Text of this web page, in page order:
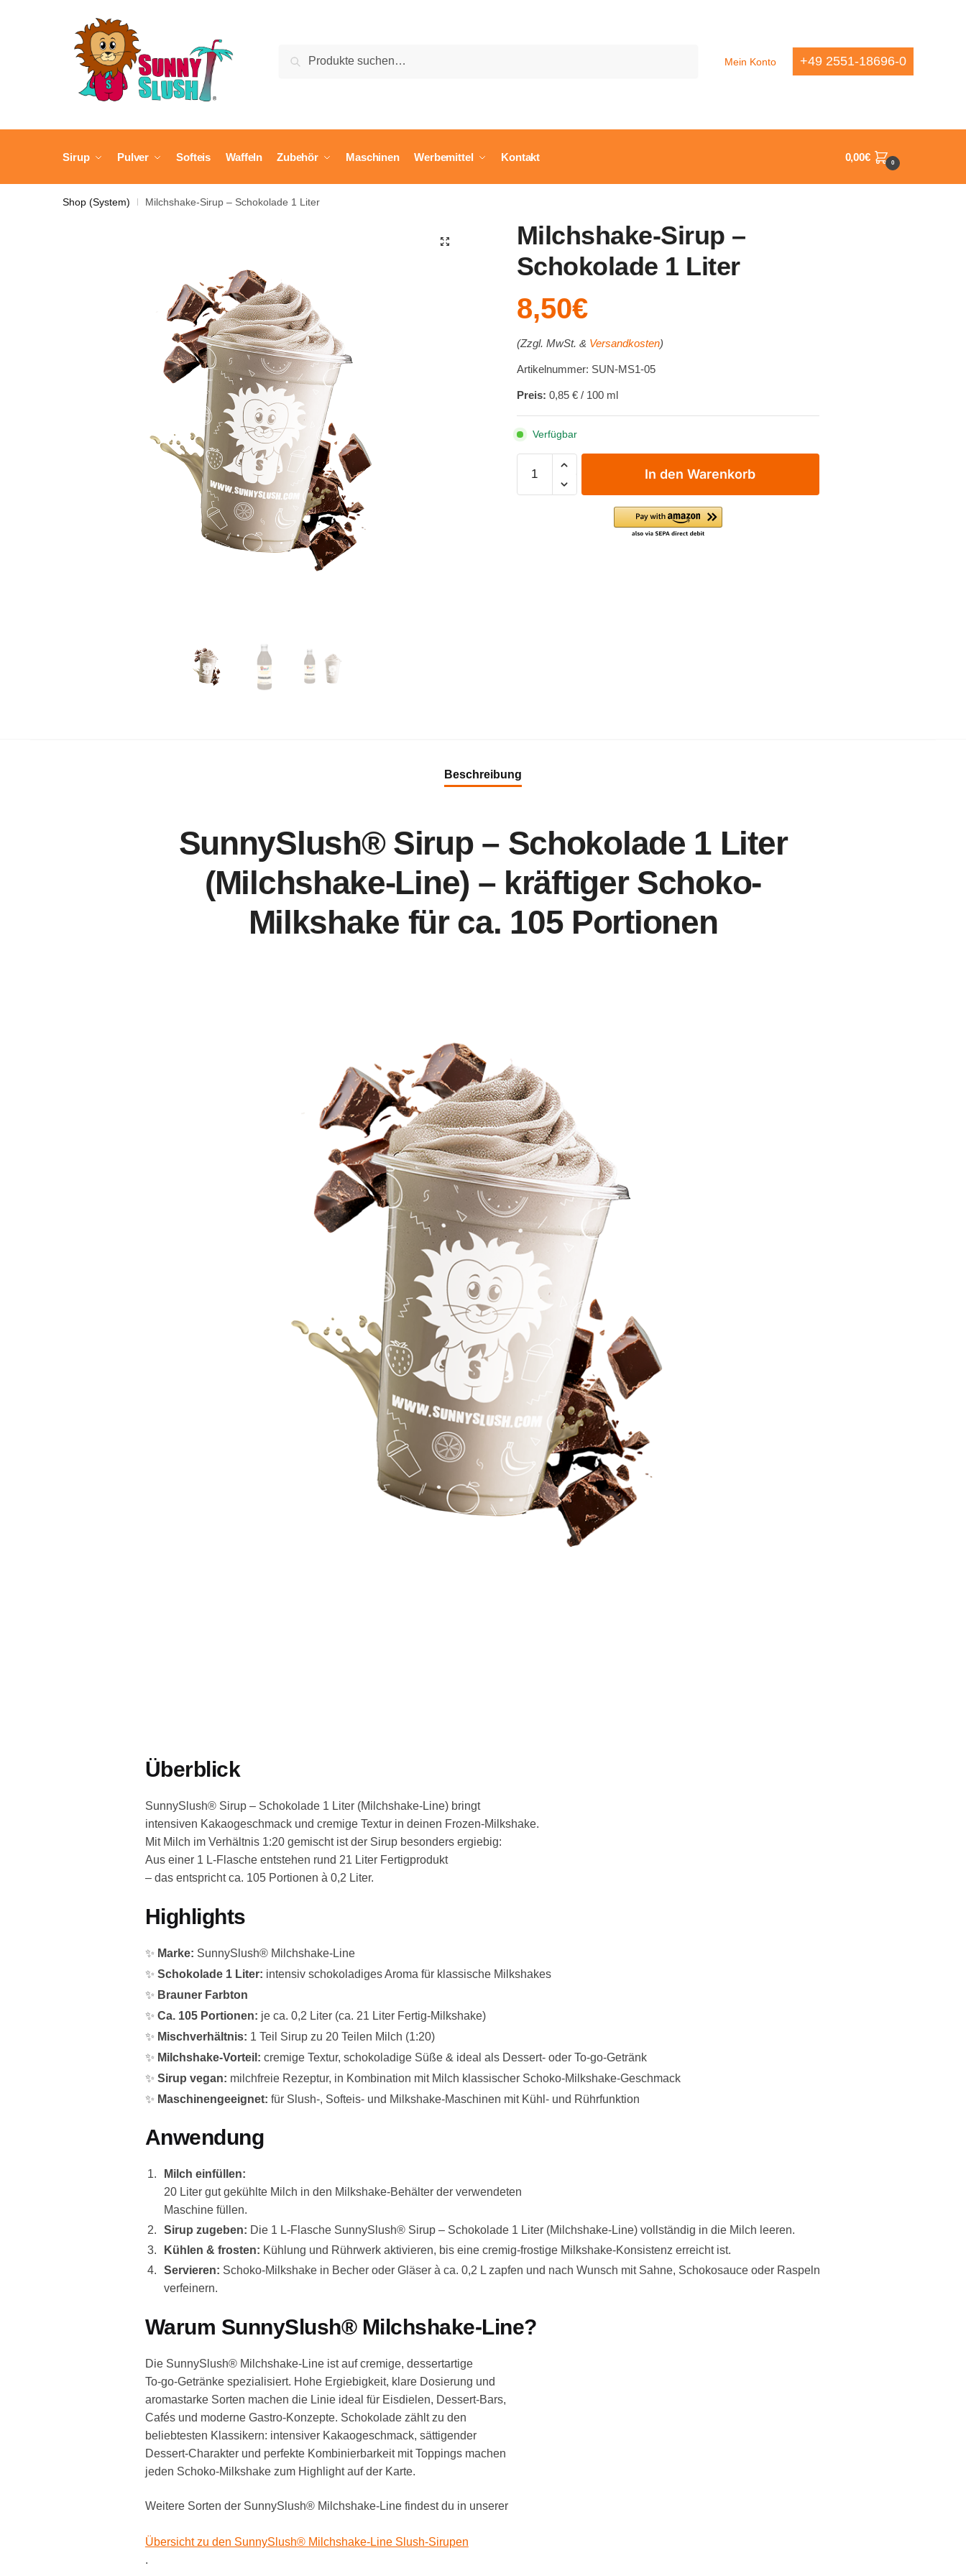
Suche Mein Konto +49 2551-18696-0
Sirup Pulver Softeis Waffeln Zubehör Maschinen Werbemittel Kontakt 0,00€ 0
Shop (System) | Milchshake-Sirup – Schokolade 1 Liter
🔍
Milchshake-Sirup –
Schokolade 1 Liter
8,50€
(Zzgl. MwSt. & Versandkosten)
Artikelnummer: SUN-MS1-05
Preis: 0,85 € / 100 ml
Verfügbar
Milchshake-
Sirup
-
In den Warenkorb
Beschreibung
SunnySlush® Sirup – Schokolade 1 Liter
(Milchshake-Line) – kräftiger Schoko-
Milkshake für ca. 105 Portionen
Überblick
SunnySlush® Sirup – Schokolade 1 Liter (Milchshake-Line) bringt
intensiven Kakaogeschmack und cremige Textur in deinen Frozen-Milkshake.
Mit Milch im Verhältnis 1:20 gemischt ist der Sirup besonders ergiebig:
Aus einer 1 L-Flasche entstehen rund 21 Liter Fertigprodukt
– das entspricht ca. 105 Portionen à 0,2 Liter.
Highlights
✨ Marke: SunnySlush® Milchshake-Line
✨ Schokolade 1 Liter: intensiv schokoladiges Aroma für klassische Milkshakes
✨ Brauner Farbton
✨ Ca. 105 Portionen: je ca. 0,2 Liter (ca. 21 Liter Fertig-Milkshake)
✨ Mischverhältnis: 1 Teil Sirup zu 20 Teilen Milch (1:20)
✨ Milchshake-Vorteil: cremige Textur, schokoladige Süße & ideal als Dessert- oder To-go-Getränk
✨ Sirup vegan: milchfreie Rezeptur, in Kombination mit Milch klassischer Schoko-Milkshake-Geschmack
✨ Maschinengeeignet: für Slush-, Softeis- und Milkshake-Maschinen mit Kühl- und Rührfunktion
Anwendung
Milch einfüllen:
20 Liter gut gekühlte Milch in den Milkshake-Behälter der verwendeten
Maschine füllen.
Sirup zugeben: Die 1 L-Flasche SunnySlush® Sirup – Schokolade 1 Liter (Milchshake-Line) vollständig in die Milch leeren.
Kühlen & frosten: Kühlung und Rührwerk aktivieren, bis eine cremig-frostige Milkshake-Konsistenz erreicht ist.
Servieren: Schoko-Milkshake in Becher oder Gläser à ca. 0,2 L zapfen und nach Wunsch mit Sahne, Schokosauce oder Raspeln
verfeinern.
Warum SunnySlush® Milchshake-Line?
Die SunnySlush® Milchshake-Line ist auf cremige, dessertartige
To-go-Getränke spezialisiert. Hohe Ergiebigkeit, klare Dosierung und
aromastarke Sorten machen die Linie ideal für Eisdielen, Dessert-Bars,
Cafés und moderne Gastro-Konzepte. Schokolade zählt zu den
beliebtesten Klassikern: intensiver Kakaogeschmack, sättigender
Dessert-Charakter und perfekte Kombinierbarkeit mit Toppings machen
jeden Schoko-Milkshake zum Highlight auf der Karte.
Weitere Sorten der SunnySlush® Milchshake-Line findest du in unserer
Übersicht zu den SunnySlush® Milchshake-Line Slush-Sirupen
.